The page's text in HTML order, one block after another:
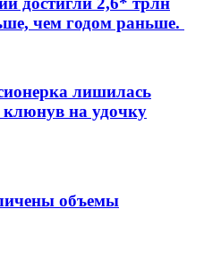
чем годом раньше.
лишилась
клюнув на удочку
объемы